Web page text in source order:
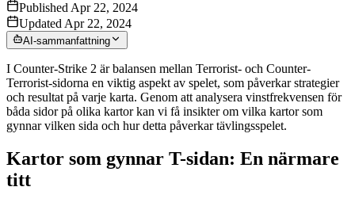
Published Apr 22, 2024
Updated Apr 22, 2024
AI-sammanfattning
I Counter-Strike 2 är balansen mellan Terrorist- och Counter-
Terrorist-sidorna en viktig aspekt av spelet, som påverkar strategier
och resultat på varje karta. Genom att analysera vinstfrekvensen för
båda sidor på olika kartor kan vi få insikter om vilka kartor som
gynnar vilken sida och hur detta påverkar tävlingsspelet.
Kartor som gynnar T-sidan: En närmare
titt